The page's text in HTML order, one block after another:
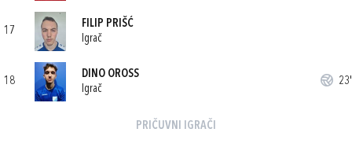
17
FILIP PRIŠĆ
Igrač
18
DINO OROSS
Igrač
23'
PRIČUVNI IGRAČI